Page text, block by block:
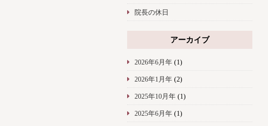
院長の休日
アーカイブ
2026年6月年(1)
2026年1月年(2)
2025年10月年(1)
2025年6月年(1)